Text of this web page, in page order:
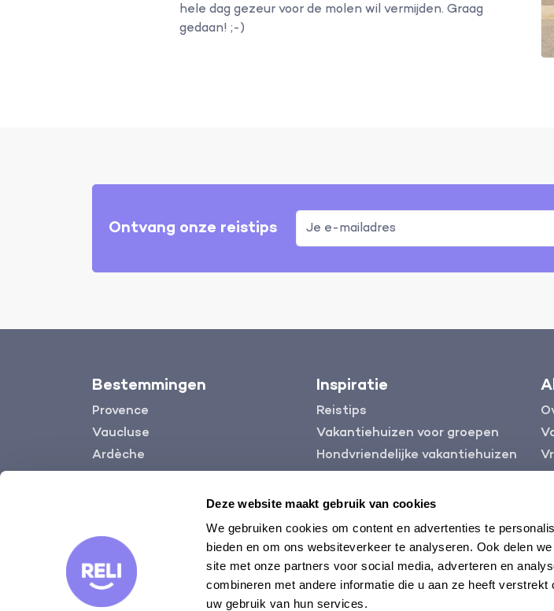
Deze website maakt gebruik van cookies
We gebruiken cookies om content en advertenties te
bieden en om ons websiteverkeer te analyseren. Ook delen
site met onze partners voor social media, adverteren en
combineren met andere informatie die u aan ze heeft
uw gebruik van hun services.
hele dag gezeur voor de molen wil vermijden. Graag
gedaan! ;-)
Ontvang onze reistips
Bestemmingen
Provence
Vaucluse
Ardèche
Dordogne
Inspiratie
Reistips
Vakantiehuizen voor groepen
Hondvriendelijke vakantiehuizen
Blog